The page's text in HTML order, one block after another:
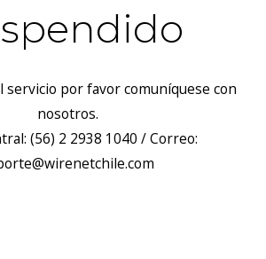
servicio por favor comuníquese con
nosotros.
(56) 2 2938 1040 / Correo: